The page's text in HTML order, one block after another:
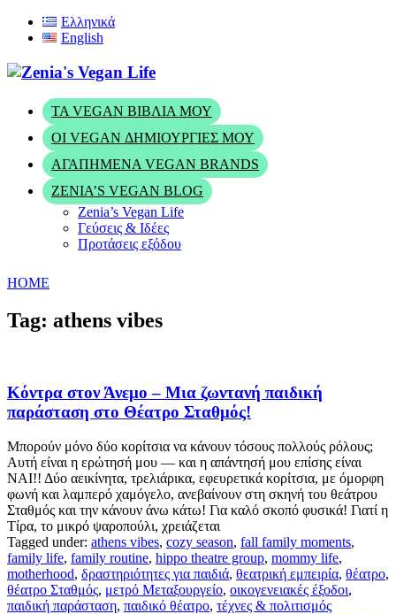
Ελληνικά
English
ΤΑ VEGAN ΒΙΒΛΊΑ ΜΟΥ
ΟΙ VEGAN ΔΗΜΙΟΥΡΓΊΕΣ ΜΟΥ
ΑΓΑΠΗΜΈΝΑ VEGAN BRANDS
ZENIA’S VEGAN BLOG
Zenia’s Vegan Life
Γεύσεις & Ιδέες
Προτάσεις εξόδου
HOME
Tag: athens vibes
Κόντρα στον Άνεμο – Μια ζωντανή παιδική
παράσταση στο Θέατρο Σταθμός!
Μπορούν μόνο δύο κορίτσια να κάνουν τόσους πολλούς ρόλους;
Αυτή είναι η ερώτησή μου — και η απάντησή μου επίσης είναι
ΝΑΙ!! Δύο αεικίνητα, τρελιάρικα, εφευρετικά κορίτσια, με όμορφη
φωνή και λαμπερό χαμόγελο, ανεβαίνουν στη σκηνή του θεάτρου
Σταθμός και την κάνουν άνω κάτω! Για καλό σκοπό φυσικά! Γιατί η
Τίρα, το μικρό ψαροπούλι, χρειάζεται
Tagged under: athens vibes, cozy season, fall family moments,
family life, family routine, hippo theatre group, mommy life,
motherhood, δραστηριότητες για παιδιά, θεατρική εμπειρία, θέατρο,
θέατρο Σταθμός, μετρό Μεταξουργείο, οικογενειακές έξοδοι,
παιδική παράσταση, παιδικό θέατρο, τέχνες & πολιτισμός